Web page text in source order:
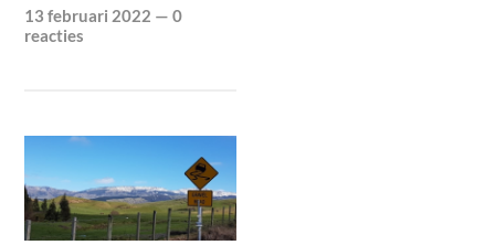
13 februari 2022 —0
reacties